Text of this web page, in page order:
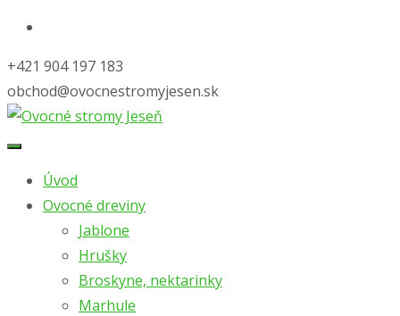
+421 904 197 183
obchod@ovocnestromyjesen.sk
Skip
contentÚvod
Ovocné dreviny
Jablone
Hrušky
Broskyne, nektarinky
Marhule